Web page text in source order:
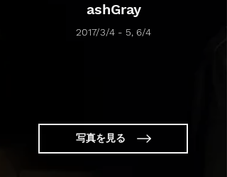
ashGray
2017/3/4 - 5, 6/4
写真を見る